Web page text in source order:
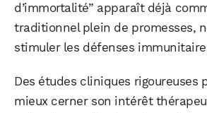
d’immortalité” apparaît déjà
traditionnel plein de promesses,
stimuler les défenses
Des études cliniques rigoureuses
mieux cerner son intérêt